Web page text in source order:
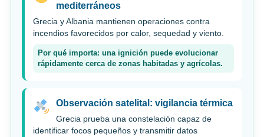
mediterráneos
Grecia y Albania mantienen operaciones contra
incendios favorecidos por calor, sequedad y viento.
Por qué importa: una ignición puede evolucionar
rápidamente cerca de zonas habitadas y agrícolas.
Observación satelital: vigilancia térmica
Grecia prueba una constelación capaz de
identificar focos pequeños y transmitir datos